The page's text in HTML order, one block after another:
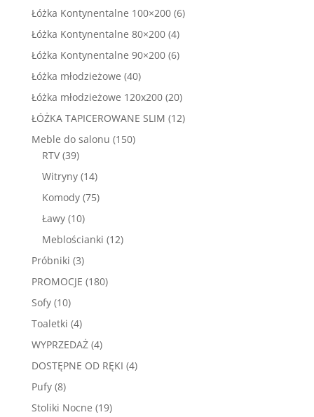
Łóżka Kontynentalne 100×200 66
Łóżka Kontynentalne 80×200 44
produkty
Łóżka Kontynentalne 90×200 66
Łóżka młodzieżowe 4040
produktów
Łóżka młodzieżowe 120x200 2020
produktów
ŁÓŻKA TAPICEROWANE SLIM 1212
Meble do salonu 150150
RTV 3939
produktów
Witryny 1414
produktów
Komody 7575
Ławy 1010
produktów
Meblościanki 1212
Próbniki 33
produkty
PROMOCJE 180180
Sofy 1010
produktów
Toaletki 44
produkty
WYPRZEDAŻ 44
produkty
DOSTĘPNE OD RĘKI 44
Pufy 88
produktów
Stoliki Nocne 1919